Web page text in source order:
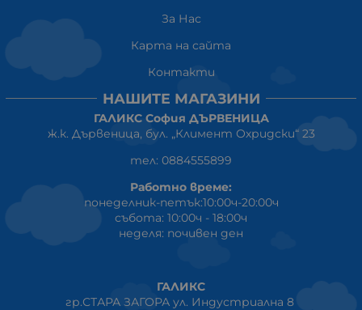
За Нас
Карта на сайта
Контакти
НАШИТЕ МАГАЗИНИ
ГАЛИКС София ДЪРВЕНИЦА
ж.к. Дървеница, бул. „Климент Охридски“ 23
тел: 0884555899
Работно време:
понеделник-петък:10:00ч-20:00ч
събота: 10:00ч - 18:00ч
неделя: почивен ден
ГАЛИКС
гр.СТАРА ЗАГОРА ул. Индустриална 8